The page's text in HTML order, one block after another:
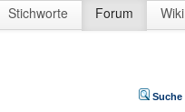
Stichworte Forum Wiki
Suche